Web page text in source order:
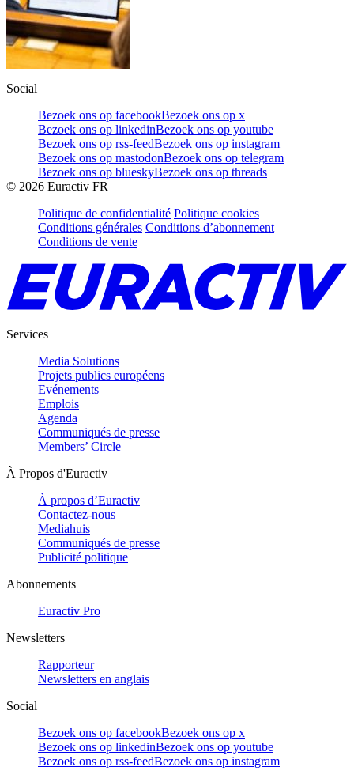
Social
Bezoek ons op facebookBezoek ons op x
Bezoek ons op linkedinBezoek ons op youtube
Bezoek ons op rss-feedBezoek ons op instagram
Bezoek ons op mastodonBezoek ons op telegram
Bezoek ons op blueskyBezoek ons op threads
© 2026 Euractiv FR
Politique de confidentialité Politique cookies
Conditions générales Conditions d’abonnement
Conditions de vente
Services
Media Solutions
Projets publics européens
Evénements
Emplois
Agenda
Communiqués de presse
Members’ Circle
À Propos d'Euractiv
À propos d’Euractiv
Contactez-nous
Mediahuis
Communiqués de presse
Publicité politique
Abonnements
Euractiv Pro
Newsletters
Rapporteur
Newsletters en anglais
Social
Bezoek ons op facebookBezoek ons op x
Bezoek ons op linkedinBezoek ons op youtube
Bezoek ons op rss-feedBezoek ons op instagram